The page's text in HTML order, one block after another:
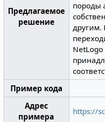
Предлагаемое
решение
породы
другим.
Пример кода
Адрес
примера
https://